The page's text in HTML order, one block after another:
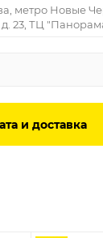
метро Новые
23, ТЦ
и доставка